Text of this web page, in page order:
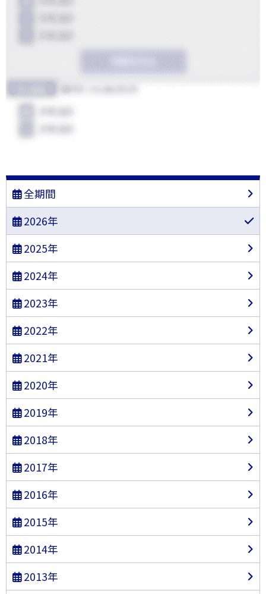
全期間
2026年
2025年
2024年
2023年
2022年
2021年
2020年
2019年
2018年
2017年
2016年
2015年
2014年
2013年